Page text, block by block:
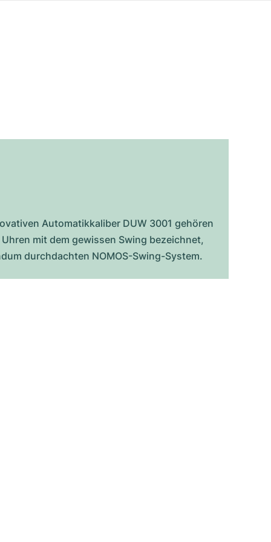
Automatikkaliber DUW 3001 gehören
mit dem gewissen Swing bezeichnet,
durchdachten NOMOS-Swing-System.